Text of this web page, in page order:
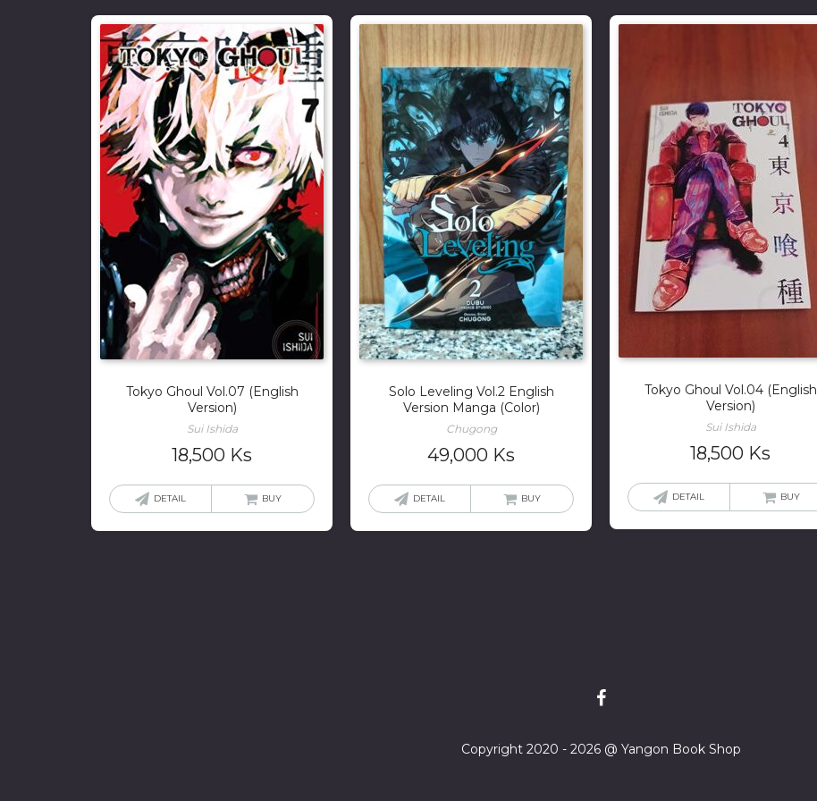
Tokyo Ghoul Vol.07 (English
Version)
Sui Ishida
18,500 Ks
DETAIL BUY
Solo Leveling Vol.2 English
Version Manga (Color)
Chugong
49,000 Ks
DETAIL BUY
Tokyo Ghoul Vol.04 (English
Version)
Sui Ishida
18,500 Ks
DETAIL BUY
Copyright 2020 - 2026 @ Yangon Book Shop